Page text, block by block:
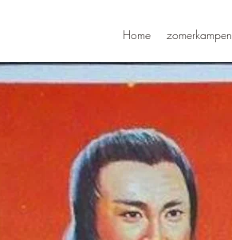
Home zomerkampen